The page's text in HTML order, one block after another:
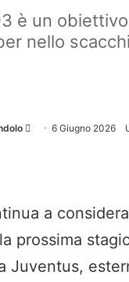
è un
nello
Invia 6 Giugno 2026
a
prossima
Juventus,